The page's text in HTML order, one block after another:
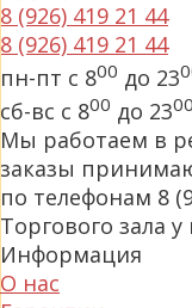
8 (926) 419 21 44
8 (926) 419 21 44
пн-пт с 800 до 23
сб-вс с 800 до 2300
Мы работаем в
заказы
по телефонам 8
Торгового зала у
Информация
О нас